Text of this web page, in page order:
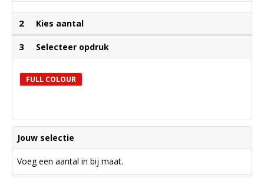
2 Kies aantal
3 Selecteer opdruk
FULL COLOUR
Jouw selectie
Voeg een aantal in bij maat.